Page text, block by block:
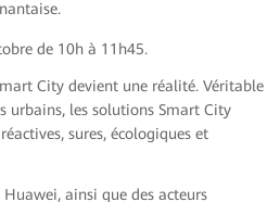
de 10h à 11h45.
City devient une réalité. Véritable
urbains, les solutions Smart City
sures, écologiques et
ainsi que des acteurs